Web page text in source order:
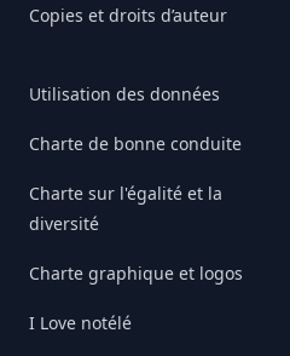
Copies et droits d’auteur
Utilisation des données
Charte de bonne conduite
Charte sur l'égalité et la
diversité
Charte graphique et logos
I Love notélé